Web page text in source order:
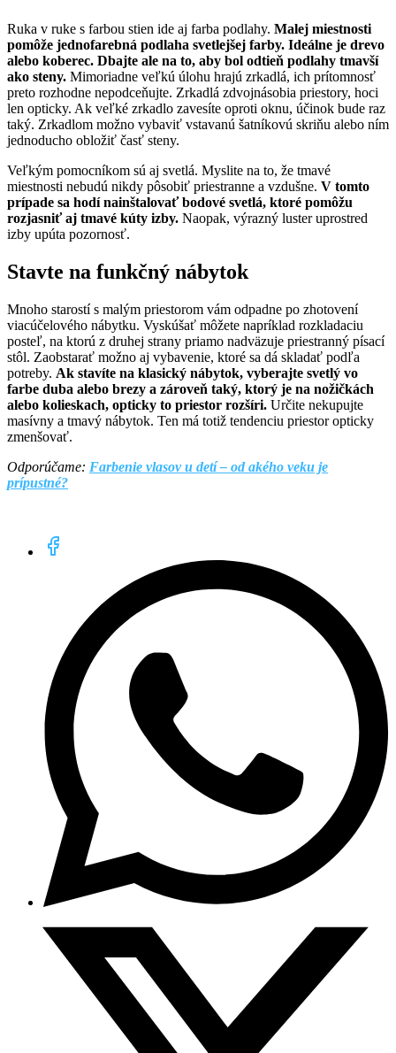
Ruka v ruke s farbou stien ide aj farba podlahy. Malej miestnosti
pomôže jednofarebná podlaha svetlejšej farby. Ideálne je drevo
alebo koberec. Dbajte ale na to, aby bol odtieň podlahy tmavší
ako steny. Mimoriadne veľkú úlohu hrajú zrkadlá, ich prítomnosť
preto rozhodne nepodceňujte. Zrkadlá zdvojnásobia priestory, hoci
len opticky. Ak veľké zrkadlo zavesíte oproti oknu, účinok bude raz
taký. Zrkadlom možno vybaviť vstavanú šatníkovú skriňu alebo ním
jednoducho obložiť časť steny.
Veľkým pomocníkom sú aj svetlá. Myslite na to, že tmavé
miestnosti nebudú nikdy pôsobiť priestranne a vzdušne. V tomto
prípade sa hodí nainštalovať bodové svetlá, ktoré pomôžu
rozjasniť aj tmavé kúty izby. Naopak, výrazný luster uprostred
izby upúta pozornosť.
Stavte na funkčný nábytok
Mnoho starostí s malým priestorom vám odpadne po zhotovení
viacúčelového nábytku. Vyskúšať môžete napríklad rozkladaciu
posteľ, na ktorú z druhej strany priamo nadväzuje priestranný písací
stôl. Zaobstarať možno aj vybavenie, ktoré sa dá skladať podľa
potreby. Ak stavíte na klasický nábytok, vyberajte svetlý vo
farbe duba alebo brezy a zároveň taký, ktorý je na nožičkách
alebo kolieskach, opticky to priestor rozšíri. Určite nekupujte
masívny a tmavý nábytok. Ten má totiž tendenciu priestor opticky
zmenšovať.
Odporúčame: Farbenie vlasov u detí – od akého veku je
prípustné?